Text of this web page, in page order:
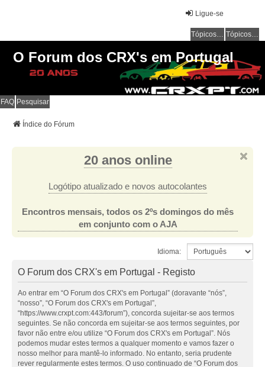
Ligue-se
Tópicos sem resposta Tópicos ativos
O Forum dos CRX's em Portugal
FAQ Pesquisar
Índice do Fórum
20 anos online
Logótipo atualizado e novos autocolantes
Encontros mensais, todos os 2ºs domingos do mês
em conjunto com o AJA
Idioma:
O Forum dos CRX's em Portugal - Registo
Ao entrar em “O Forum dos CRX's em Portugal” (doravante “nós”,
“nosso”, “O Forum dos CRX's em Portugal”,
“https://www.crxpt.com:443/forum”), concorda sujeitar-se aos termos
seguintes. Se não concorda em sujeitar-se aos termos seguintes, por
favor não entre e/ou utilize “O Forum dos CRX's em Portugal”. Nós
podemos mudar estes termos a qualquer momento e vamos fazer o
nosso melhor para mantê-lo informado. No entanto, seria prudente
rever regularmente estes termos. O uso continuado de “O Forum dos